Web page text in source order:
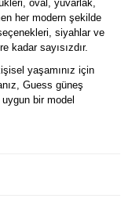
oval, yuvarlak,
her modern şekilde
siyahlar ve
kadar sayısızdır.
yaşamınız için
Guess güneş
bir model